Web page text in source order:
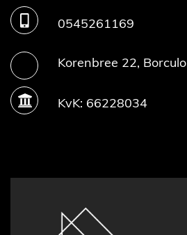
0545261169
Korenbree 22, Borculo
KvK: 66228034